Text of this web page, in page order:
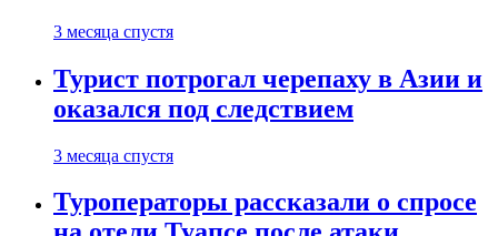
3 месяца спустя
Турист потрогал черепаху в Азии и
оказался под следствием
3 месяца спустя
Туроператоры рассказали о спросе